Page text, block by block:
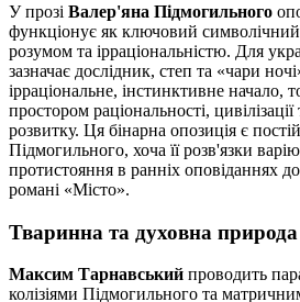
У прозі Валер'яна Підмогильного
функціонує як ключовий
розумом та ірраціональністю. Для
зазначає дослідник, степ та «чари
ірраціональне, інстинктивне начало,
простором раціональності,
розвитку. Ця бінарна опозиція є
Підмогильного, хоча її розв'язки
протистояння в ранніх оповіданнях
романі «Місто».
Тваринна та духовна
Максим Тарнавський проводить
колізіями Підмогильного та